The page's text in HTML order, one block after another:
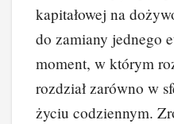
kapitałowej na
do zamiany jednego
moment, w którym
rozdział zarówno w
życiu codziennym.